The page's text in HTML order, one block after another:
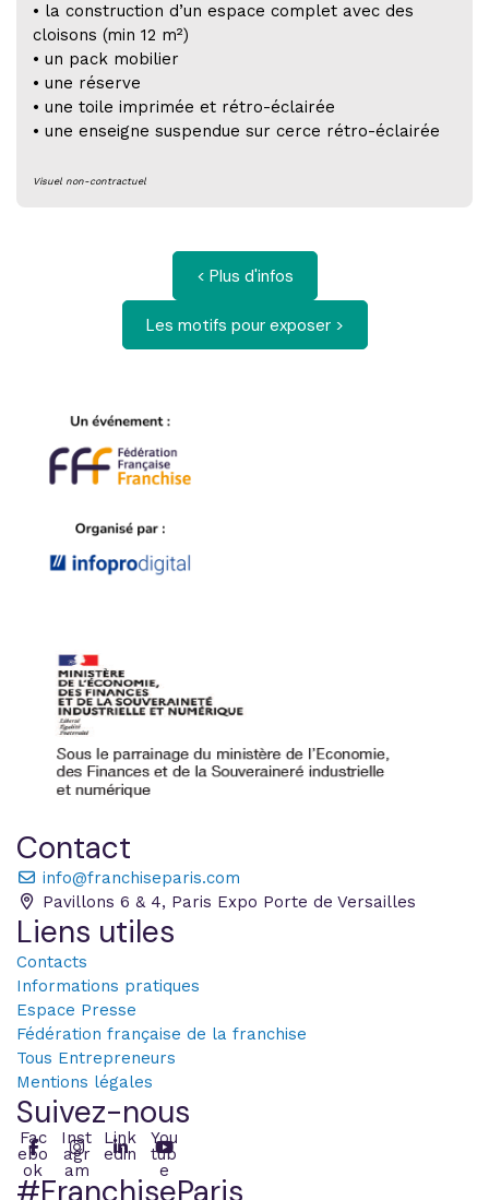
• la construction d’un espace complet avec des
cloisons (min 12 m²)
• un pack mobilier
• une réserve
• une toile imprimée et rétro-éclairée
• une enseigne suspendue sur cerce rétro-éclairée
Visuel non-contractuel
< Plus d'infos
Les motifs pour exposer >
Contact
info@franchiseparis.com
Pavillons 6 & 4, Paris Expo Porte de Versailles
Liens utiles
Contacts
Informations pratiques
Espace Presse
Fédération française de la franchise
Tous Entrepreneurs
Mentions légales
Suivez-nous
Fac
ebo
ok
Inst
agr
am
Link
edin
You
tub
e